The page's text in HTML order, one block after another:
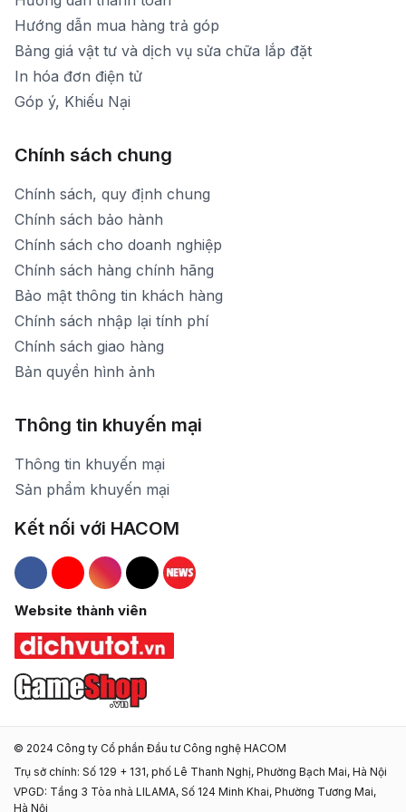
Hướng dẫn mua hàng trả góp
Bảng giá vật tư và dịch vụ sửa chữa lắp đặt
In hóa đơn điện tử
Góp ý, Khiếu Nại
Chính sách chung
Chính sách, quy định chung
Chính sách bảo hành
Chính sách cho doanh nghiệp
Chính sách hàng chính hãng
Bảo mật thông tin khách hàng
Chính sách nhập lại tính phí
Chính sách giao hàng
Bản quyền hình ảnh
Thông tin khuyến mại
Thông tin khuyến mại
Sản phẩm khuyến mại
Kết nối với HACOM
Hacom Facebook
Hacom YouTube
Hacom Instagram
Hacom TikTok
Website thành viên
© 2024 Công ty Cổ phần Đầu tư Công nghệ HACOM
Trụ sở chính: Số 129 + 131, phố Lê Thanh Nghị, Phường Bạch Mai, Hà Nội
VPGD: Tầng 3 Tòa nhà LILAMA, Số 124 Minh Khai, Phường Tương Mai,
Hà Nội